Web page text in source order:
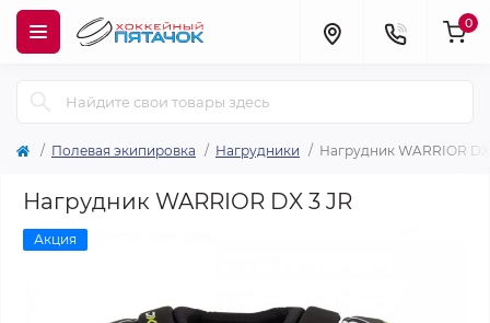
0
Полевая экипировка Нагрудники Нагрудник WARRIOR
Нагрудник WARRIOR DX 3 JR
Акция